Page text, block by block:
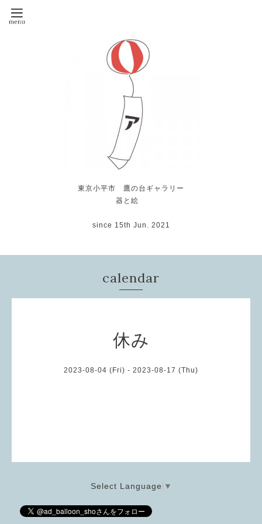
東京小平市 鷹の台ギャラリー
器と絵
since 15th Jun. 2021
calendar
休み
2023-08-04 (Fri) - 2023-08-17 (Thu)
Select Language ▼